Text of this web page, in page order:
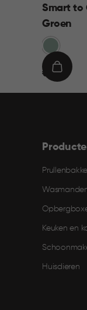
Smart to
Groen
Groen
€€ 9,95
IN
Keuken en
Huisdieren